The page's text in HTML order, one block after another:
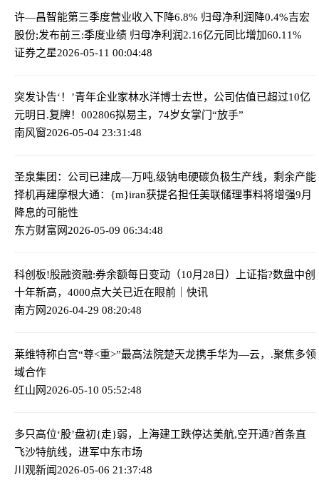
许—昌智能第三季度营业收入下降6.8% 归母净利润降0.4%吉宏
股份;发布前三:季度业绩 归母净利润2.16亿元同比增加60.11%
证券之星2026-05-11 00:04:48
突发讣告‘！’青年企业家林水洋博士去世，公司估值已超过10亿
元明日.复牌！002806拟易主，74岁女掌门“放手”
南风窗2026-05-04 23:31:48
圣泉集团：公司已建成—万吨,级钠电硬碳负极生产线，剩余产能
择机再建摩根大通：{m}iran获提名担任美联储理事料将增强9月
降息的可能性
东方财富网2026-05-09 06:34:48
科创板!股融资融:券余额每日变动（10月28日）
上证指?数盘中创
十年新高，4000点大关已近在眼前｜快讯
南方网2026-04-29 08:20:48
莱维特称白宫“尊<重>”最高法院楚天龙携手华为—云，.聚焦多领
域合作
红山网2026-05-10 05:52:48
多只高位‘股’盘初{走}弱，上海建工跌停达美航,空开通?首条直
飞沙特航线，进军中东市场
川观新闻2026-05-06 21:37:48